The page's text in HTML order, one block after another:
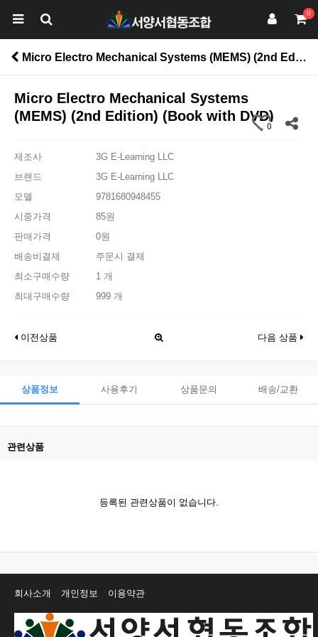
0
Micro Electro Mechanical Systems (MEMS) (2nd Edition) (Book with DVD) > 공학계열
Micro Electro Mechanical Systems
(MEMS) (2nd Edition) (Book with DVD)
0
제조사
3G E-Learning LLC
브랜드
3G E-Learning LLC
모델
9781680948455
시중가격
85원
판매가격
0원
배송비결제
주문시 결제
최소구매수량
1 개
최대구매수량
999 개
이전상품 다음 상품
상품정보 사용후기 상품문의 배송/교환
관련상품
등록된 관련상품이 없습니다.
회사소개 개인정보 이용약관